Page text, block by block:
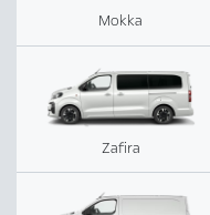
Mokka
Zafira